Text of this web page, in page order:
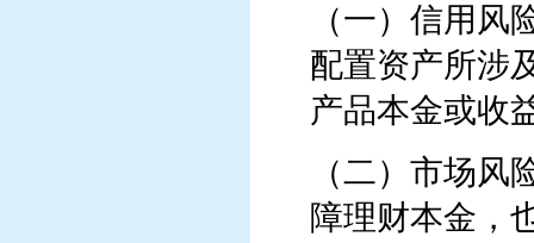
（一）信用
配置资产所涉
产品本金或收
（二）市场风
障理财本金，